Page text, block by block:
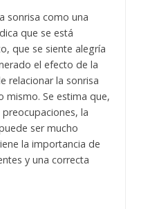
sonrisa como una
que se está
que se siente alegría
el efecto de la
relacionar la sonrisa
mismo. Se estima que,
la
ser mucho
la importancia de
y una correcta